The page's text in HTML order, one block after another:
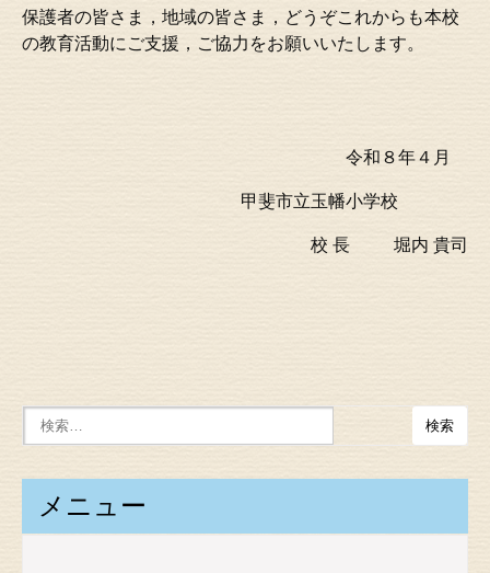
保護者の皆さま，地域の皆さま，どうぞこれからも本校
の教育活動にご支援，ご協力をお願いいたします。
令和８年４月
甲斐市立玉幡小学校
校 長 堀内 貴司
メニュー